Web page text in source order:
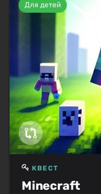
Для детей
Minecraft
КВЕСТ